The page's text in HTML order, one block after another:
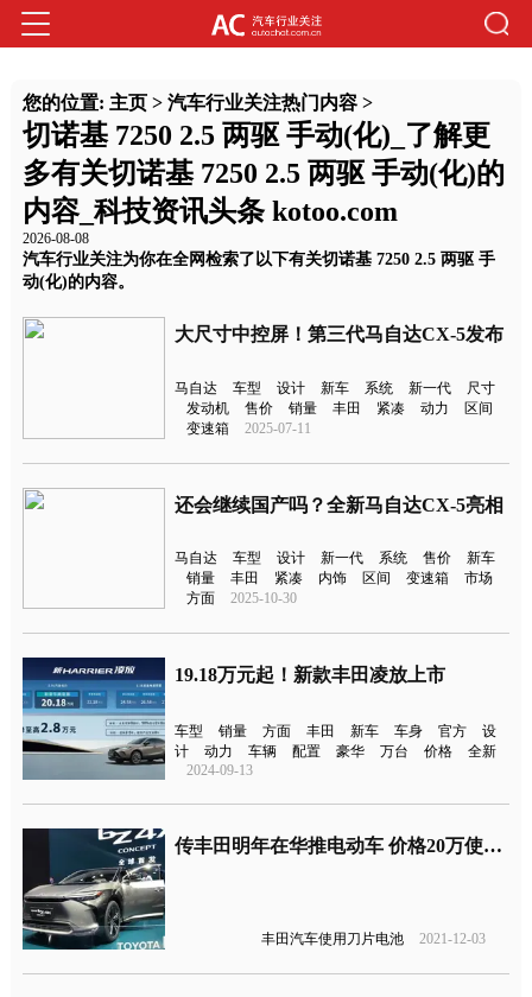
您的位置: 主页> 汽车行业关注热门内容>
切诺基 7250 2.5 两驱 手动(化)_了解更
多有关切诺基 7250 2.5 两驱 手动(化)的
内容_科技资讯头条 kotoo.com
2026-08-08
汽车行业关注为你在全网检索了以下有关切诺基 7250 2.5 两驱 手
动(化)的内容。
大尺寸中控屏！第三代马自达CX-5发布
马自达 车型 设计 新车 系统 新一代
尺寸
发动机
售价 销量 丰田 紧凑 动力
区间
变速箱
2025-07-11
还会继续国产吗？全新马自达CX-5亮相
马自达 车型 设计 新一代 系统 售价
新车
销量
丰田 紧凑 内饰 区间 变速箱
市场
方面
2025-10-30
19.18万元起！新款丰田凌放上市
车型 销量 方面 丰田 新车 车身 官方
设
计
动力 车辆 配置 豪华 万台 价格
全新
2024-09-13
传丰田明年在华推电动车 价格20万使用比亚迪电池
丰田汽车使用刀片电池 2021-12-03